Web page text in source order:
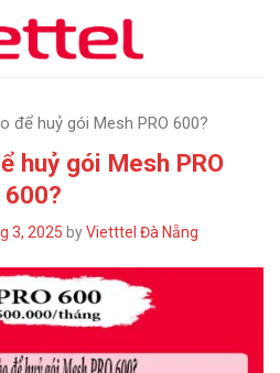
để huỷ gói Mesh PRO 600?
huỷ gói Mesh PRO
600?
3, 2025 byVietttel Đà Nẵng